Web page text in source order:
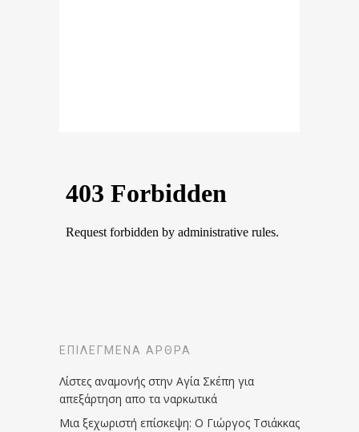
ΕΠΙΛΕΓΜΈΝΑ ΆΡΘΡΑ
Λίστες αναμονής στην Αγία Σκέπη για
απεξάρτηση απο τα ναρκωτικά
Μια ξεχωριστή επίσκεψη: Ο Γιώργος Τσιάκκας